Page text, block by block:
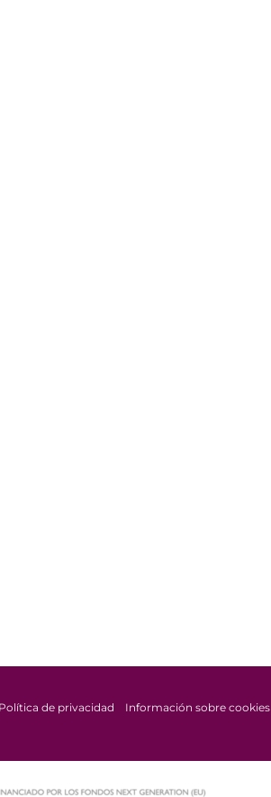
Política de privacidad Información sobre cookies